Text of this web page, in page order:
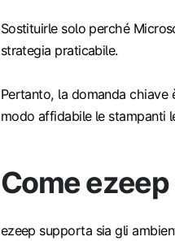
Sostituirle solo perché
strategia praticabile.
Pertanto, la domanda chiave
modo affidabile le stampanti
Come
ezeep supporta sia gli